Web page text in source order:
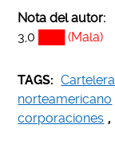
Nota del autor:
3,0
███ (Mala)
TAGS:
norteamericano
corporaciones ,